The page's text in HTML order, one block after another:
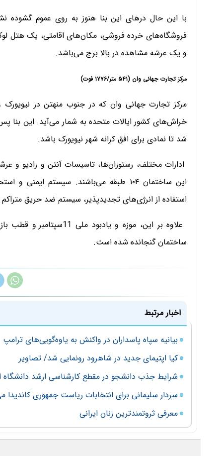
فروشگاه‌های خرده‌ فروشی، مکان‌های اقامتی، یک
و یک عرشه مشاهده در بالا برج می‌باشد.
مرکز تجارت جهانی وان (۵۴۱ متر/۱۷۷۶ فوت)
مرکز تجارت جهانی وان که در جنوب منهتن در
‌خراش‌های کشور ایالات متحده به شمار می‌آید. این بنا
شد تا نمادی برای افق کرانه شهر نیویورک باشد.
ادارات مختلف، رستوران‌ها، تاسیسات آنتن و رادیو و
این ساختمان ۱۰۴ طبقه می‌باشند. سیستم
استفاده از انرژی‌های تجدیدپذیر، سیستم ضد حریق
علاوه بر این، موزه و
ساختمان گنجانده شده است.
اخبار مرتبط
بیانیه سپاه پاسداران در واکنش به یاوه‌گویی‌های ترامپ
کیا اپتیمای جدید در شاهرود رونمایی شد/ تصاویر
شرایط جذب دانشجو در مقطع کارشناسی ارشد دانشگاه
سردار سلیمانی برای انتخابات ریاست جمهوری کاندیدا
معرفی ثروتمندترین زنان ایرانی